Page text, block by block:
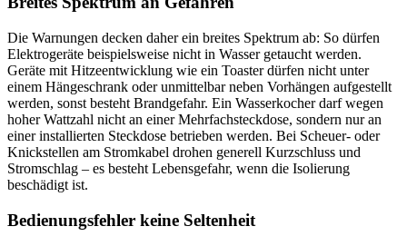
Die Warnungen decken daher ein breites Spektrum ab: So dürfen
Elektrogeräte beispielsweise nicht in Wasser getaucht werden.
Geräte mit Hitzeentwicklung wie ein Toaster dürfen nicht unter
einem Hängeschrank oder unmittelbar neben Vorhängen aufgestellt
werden, sonst besteht Brandgefahr. Ein Wasserkocher darf wegen
hoher Wattzahl nicht an einer Mehrfachsteckdose, sondern nur an
einer installierten Steckdose betrieben werden. Bei Scheuer- oder
Knickstellen am Stromkabel drohen generell Kurzschluss und
Stromschlag – es besteht Lebensgefahr, wenn die Isolierung
beschädigt ist.
Bedienungsfehler keine Seltenheit